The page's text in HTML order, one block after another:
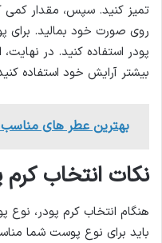
تمیز کنید. سپس، مقدار کمی
روی صورت خود بمالید. برای
پودر استفاده کنید. در نهایت،
بیشتر آرایش خود استفاده
بهترین عطر های مناسب
نکات انتخاب کرم
هنگام انتخاب کرم پودر، نوع
باید برای نوع پوست شما